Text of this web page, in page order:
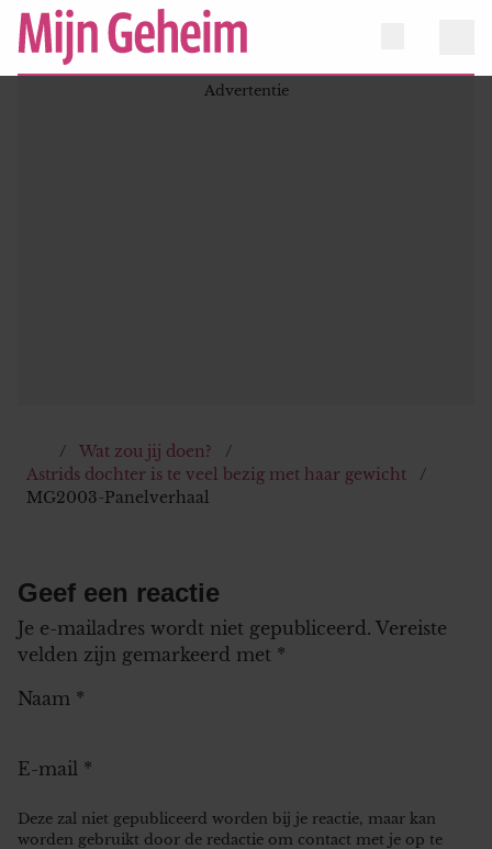
Wat zou jij doen?
Astrids dochter is te veel bezig met haar gewicht
MG2003-Panelverhaal
Geef een reactie
Je e-mailadres wordt niet gepubliceerd. Vereiste
velden zijn gemarkeerd met *
Naam *
E-mail *
Deze zal niet gepubliceerd worden bij je reactie, maar kan
worden gebruikt door de redactie om contact met je op te